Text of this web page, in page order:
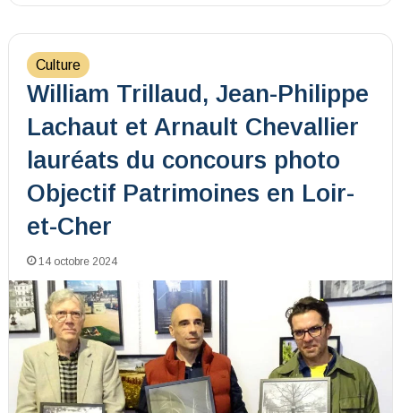
Culture
William Trillaud, Jean-Philippe
Lachaut et Arnault Chevallier
lauréats du concours photo
Objectif Patrimoines en Loir-
et-Cher
14 octobre 2024